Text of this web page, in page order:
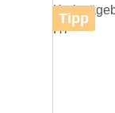
Tipp